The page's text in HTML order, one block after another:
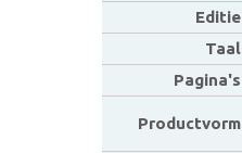
Editie
Taal
Pagina's
Productvorm